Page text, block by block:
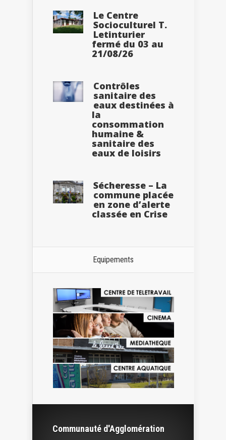
Le Centre
Socioculturel T.
Letinturier
fermé du 03 au
21/08/26
Contrôles
sanitaire des
eaux destinées à
la
consommation
humaine &
sanitaire des
eaux de loisirs
Sécheresse – La
commune placée
en zone d’alerte
classée en Crise
Equipements
Communauté d'Agglomération